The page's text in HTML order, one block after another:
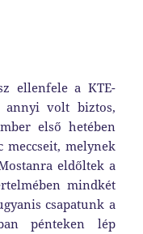
ellenfele a KTE-
annyi volt biztos,
első hetében
meccseit, melynek
eldőltek a
mindkét
csapatunk a
pénteken lép